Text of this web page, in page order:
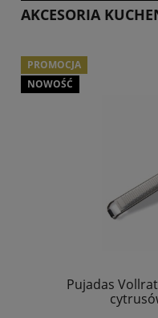
AKCESORIA
Pujadas
PROMOCJA
NOWOŚĆ